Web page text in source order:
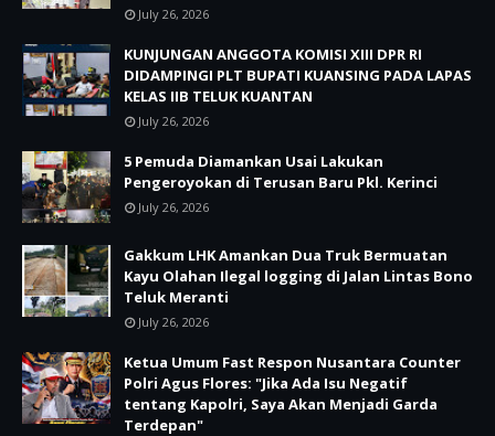
July 26, 2026
KUNJUNGAN ANGGOTA KOMISI XIII DPR RI
DIDAMPINGI PLT BUPATI KUANSING PADA LAPAS
KELAS IIB TELUK KUANTAN
July 26, 2026
5 Pemuda Diamankan Usai Lakukan
Pengeroyokan di Terusan Baru Pkl. Kerinci
July 26, 2026
Gakkum LHK Amankan Dua Truk Bermuatan
Kayu Olahan Ilegal logging di Jalan Lintas Bono
Teluk Meranti
July 26, 2026
Ketua Umum Fast Respon Nusantara Counter
Polri Agus Flores: "Jika Ada Isu Negatif
tentang Kapolri, Saya Akan Menjadi Garda
Terdepan"